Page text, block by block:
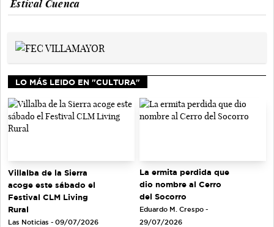
Estival Cuenca
LO MÁS LEIDO EN "CULTURA"
Villalba de la Sierra
acoge este sábado el
Festival CLM Living
Rural
Las Noticias - 09/07/2026
La ermita perdida que
dio nombre al Cerro
del Socorro
Eduardo M. Crespo -
29/07/2026